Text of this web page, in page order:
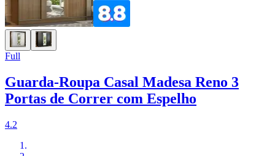
Full
Guarda-Roupa Casal Madesa Reno 3
Portas de Correr com Espelho
4.2